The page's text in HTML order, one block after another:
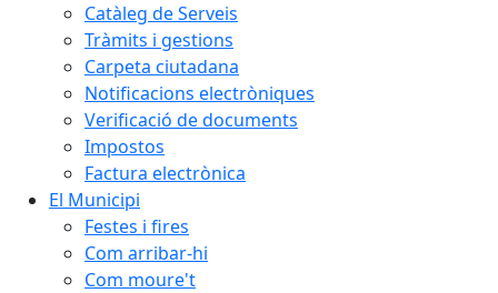
Catàleg de Serveis
Tràmits i gestions
Carpeta ciutadana
Notificacions electròniques
Verificació de documents
Impostos
Factura electrònica
El Municipi
Festes i fires
Com arribar-hi
Com moure't